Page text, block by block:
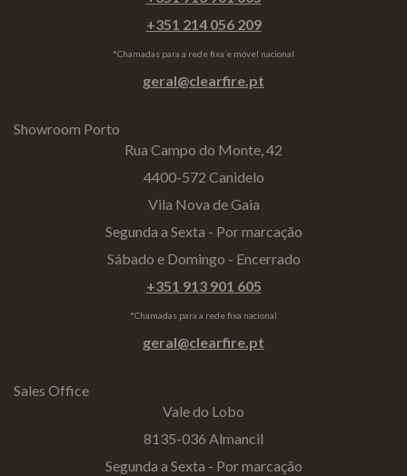
+351 214 056 209
*Chamadas para a rede fixa e móvel nacional
geral@clearfire.pt
Showroom Porto
Rua Campo do Monte, 42
4400-572 Canidelo
Vila Nova de Gaia
Segunda a Sexta - Por marcação
Sábado e Domingo - Encerrado
+351 913 901 605
*Chamadas para a rede fixa nacional
geral@clearfire.pt
Sales Office
Vale do Lobo
8135-036 Almancil
Segunda a Sexta - Por marcação